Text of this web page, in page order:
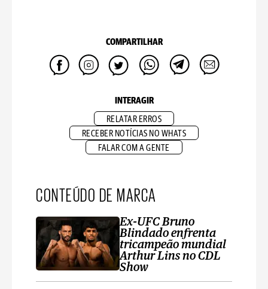
COMPARTILHAR
INTERAGIR
RELATAR ERROS
RECEBER NOTÍCIAS NO WHATS
FALAR COM A GENTE
CONTEÚDO DE MARCA
Ex-UFC Bruno
Blindado enfrenta
tricampeão mundial
Arthur Lins no CDL
Show